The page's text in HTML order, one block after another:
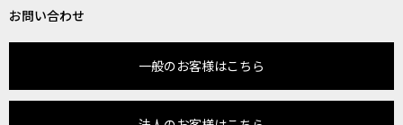
お問い合わせ
一般のお客様はこちら